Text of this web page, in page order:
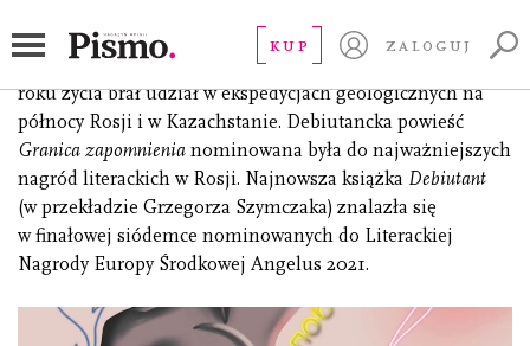
KUP ZALOGUJ
Lebiediew Siergiej
(ur. 1981), dziennikarz, poeta, prozaik. Od czternastego
roku życia brał udział w ekspedycjach geologicznych na
północy Rosji i w Kazachstanie. Debiutancka powieść
Granica zapomnienia nominowana była do najważniejszych
nagród literackich w Rosji. Najnowsza książka Debiutant
(w przekładzie Grzegorza Szymczaka) znalazła się
w finałowej siódemce nominowanych do Literackiej
Nagrody Europy Środkowej Angelus 2021.